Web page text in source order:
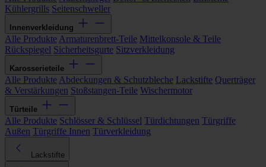
Kühlergrills Seitenschweller
Innenverkleidung
Alle Produkte Armaturenbrett-Teile Mittelkonsole & Teile
Rückspiegel Sicherheitsgurte Sitzverkleidung
Karosserieteile
Alle Produkte Abdeckungen & Schutzbleche Lackstifte Querträger
& Verstärkungen Stoßstangen-Teile Wischermotor
Türteile
Alle Produkte Schlösser & Schlüssel Türdichtungen Türgriffe
Außen Türgriffe Innen Türverkleidung
Lackstifte